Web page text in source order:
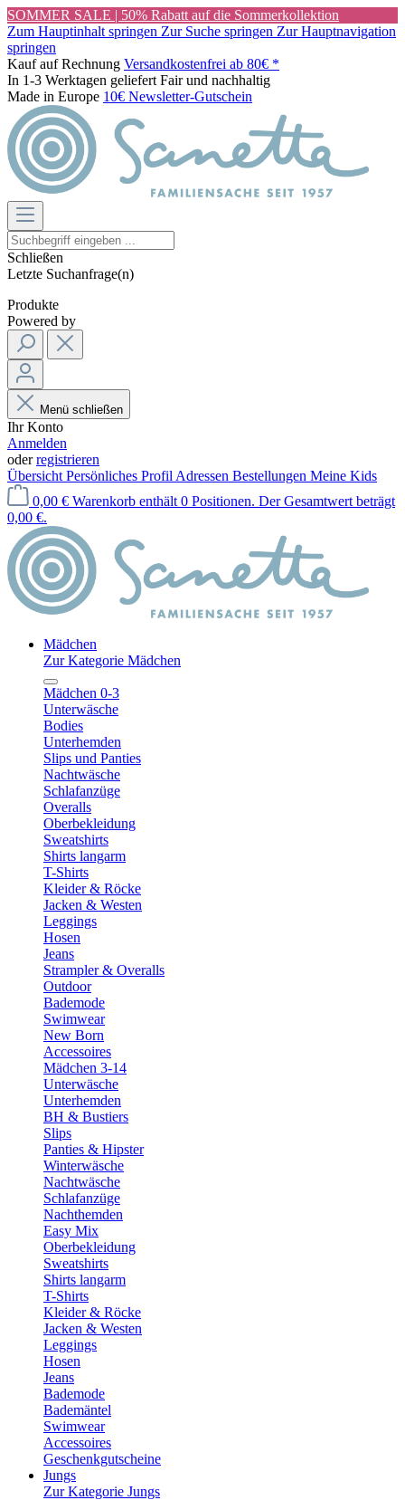
SOMMER SALE | 50% Rabatt auf die Sommerkollektion
Zum Hauptinhalt springen Zur Suche springen Zur Hauptnavigation
springen
Kauf auf Rechnung Versandkostenfrei ab 80€ *
In 1-3 Werktagen geliefert Fair und nachhaltig
Made in Europe 10€ Newsletter-Gutschein
Schließen
Letzte Suchanfrage(n)
Produkte
Powered by
Menü schließen
Ihr Konto
Anmelden
oderregistrieren
Übersicht Persönliches Profil Adressen Bestellungen Meine Kids
0,00 € Warenkorb enthält 0 Positionen. Der Gesamtwert beträgt
0,00 €.
Mädchen
Zur Kategorie Mädchen
Mädchen 0-3
Unterwäsche
Bodies
Unterhemden
Slips und Panties
Nachtwäsche
Schlafanzüge
Overalls
Oberbekleidung
Sweatshirts
Shirts langarm
T-Shirts
Kleider & Röcke
Jacken & Westen
Leggings
Hosen
Jeans
Strampler & Overalls
Outdoor
Bademode
Swimwear
New Born
Accessoires
Mädchen 3-14
Unterwäsche
Unterhemden
BH & Bustiers
Slips
Panties & Hipster
Winterwäsche
Nachtwäsche
Schlafanzüge
Nachthemden
Easy Mix
Oberbekleidung
Sweatshirts
Shirts langarm
T-Shirts
Kleider & Röcke
Jacken & Westen
Leggings
Hosen
Jeans
Bademode
Bademäntel
Swimwear
Accessoires
Geschenkgutscheine
Jungs
Zur Kategorie Jungs